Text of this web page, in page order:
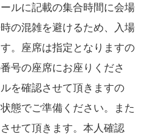
ルに記載の集合時間に会場
の混雑を避けるため、入場
。座席は指定となりますの
号の座席にお座りくださ
を確認させて頂きますの
態でご準備ください。また
せて頂きます。本人確認